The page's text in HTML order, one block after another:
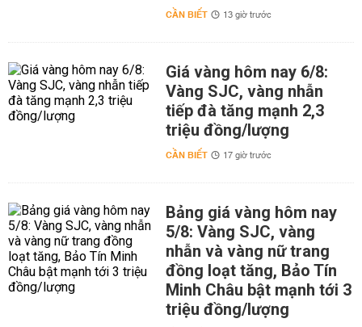
CẦN BIẾT 13 giờ trước
Giá vàng hôm nay 6/8:
Vàng SJC, vàng nhẫn
tiếp đà tăng mạnh 2,3
triệu đồng/lượng
CẦN BIẾT 17 giờ trước
Bảng giá vàng hôm nay
5/8: Vàng SJC, vàng
nhẫn và vàng nữ trang
đồng loạt tăng, Bảo Tín
Minh Châu bật mạnh tới 3
triệu đồng/lượng